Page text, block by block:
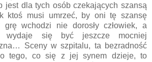
jest dla tych osób czekających szansą
ktoś musi umrzeć, by oni tę szansę
wchodzi nie dorosły człowiek, a
wydaje się być jeszcze mocniej
Sceny w szpitalu, ta bezradność
tego, co się z jej synem dzieje, to